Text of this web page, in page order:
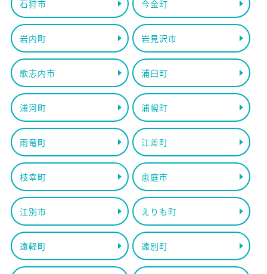
石狩市 今金町
岩内町 岩見沢市
歌志内市 浦臼町
浦河町 浦幌町
雨竜町 江差町
枝幸町 恵庭市
江別市 えりも町
遠軽町 遠別町